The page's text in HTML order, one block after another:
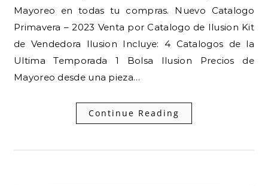
Mayoreo en todas tu compras. Nuevo Catalogo
Primavera – 2023 Venta por Catalogo de Ilusion Kit
de Vendedora Ilusion Incluye: 4 Catalogos de la
Ultima Temporada 1 Bolsa Ilusion Precios de
Mayoreo desde una pieza…
Continue Reading